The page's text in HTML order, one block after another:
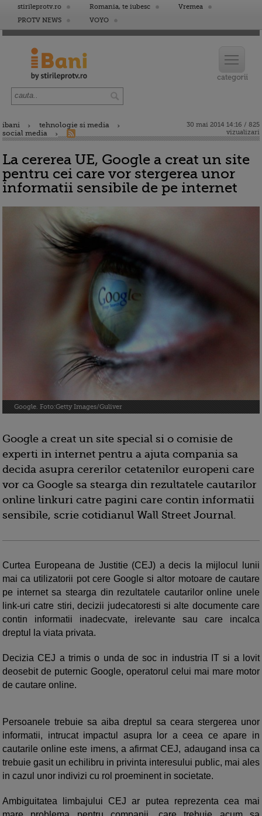
stirileprotv.ro Romania, te iubesc
Vremea
PROTV NEWS
VOYO
ibani
tehnologie si media
social media
30 mai 2014 14:16 / 825
vizualizari
La cererea UE, Google a creat un site
pentru cei care vor stergerea unor
informatii sensibile de pe internet
Google. Foto:Getty Images/Guliver
Google a creat un site special si o comisie de
experti in internet pentru a ajuta compania sa
decida asupra cererilor cetatenilor europeni care
vor ca Google sa stearga din rezultatele cautarilor
online linkuri catre pagini care contin informatii
sensibile, scrie cotidianul Wall Street Journal.
Curtea Europeana de Justitie (CEJ) a decis la mijlocul lunii
mai ca utilizatorii pot cere Google si altor motoare de cautare
pe internet sa stearga din rezultatele cautarilor online unele
link-uri catre stiri, decizii judecatoresti si alte documente care
contin informatii inadecvate, irelevante sau care incalca
dreptul la viata privata.
Decizia CEJ a trimis o unda de soc in industria IT si a lovit
deosebit de puternic Google, operatorul celui mai mare motor
de cautare online.
Persoanele trebuie sa aiba dreptul sa ceara stergerea unor
informatii, intrucat impactul asupra lor a ceea ce apare in
cautarile online este imens, a afirmat CEJ, adaugand insa ca
trebuie gasit un echilibru in privinta interesului public, mai ales
in cazul unor indivizi cu rol proeminent in societate.
Ambiguitatea limbajului CEJ ar putea reprezenta cea mai